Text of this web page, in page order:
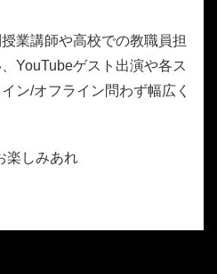
業講師や高校での教職員担
YouTubeゲスト出演や各ス
ン/オフライン問わず幅広く
楽しみあれ